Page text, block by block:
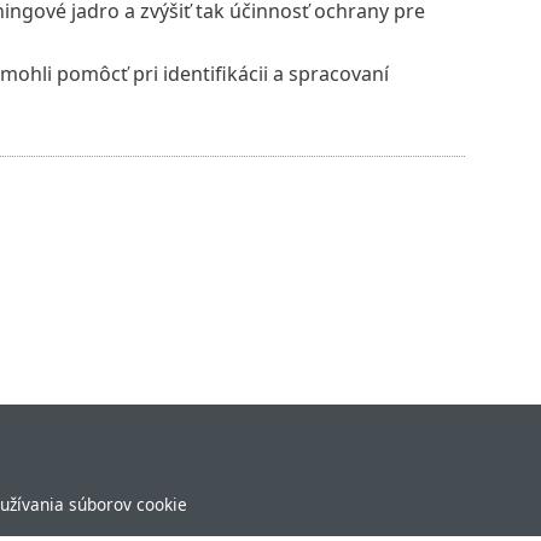
jadro a zvýšiť tak účinnosť ochrany pre
pomôcť pri identifikácii a spracovaní
súborov cookie